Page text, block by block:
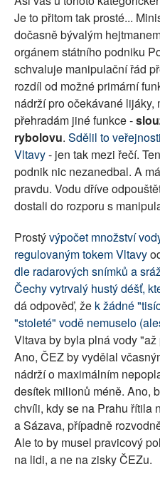
Je to přitom tak prosté...
dočasně bývalým
orgánem státního podniku
schvaluje manipulační řád
rozdíl od možné primární
nádrží pro očekávané
přehradám jiné funkce -
rybolovu. Sdělil to
Vltavy- jen tak mezi řečí.
podnik nic nezanedbal. A
pravdu. Vodu dříve
dostali do rozporu s
Prostývýpočet množství
regulovaným tokem Vltavy
dle radarových snímků a
Čechy vytrvalý hustý déšť,
dá odpověď, že k žádné
"stoleté" vodě nemuselo
Vltava by byla plná vody
Ano, ČEZ by vydělal
nádrží o maximálním
desítek milionů méně. Ano,
chvíli, kdy se na Prahu řítila
a Sázava, případně
Ale to by musel pravicový
na lidi, a ne na zisky ČEZu.